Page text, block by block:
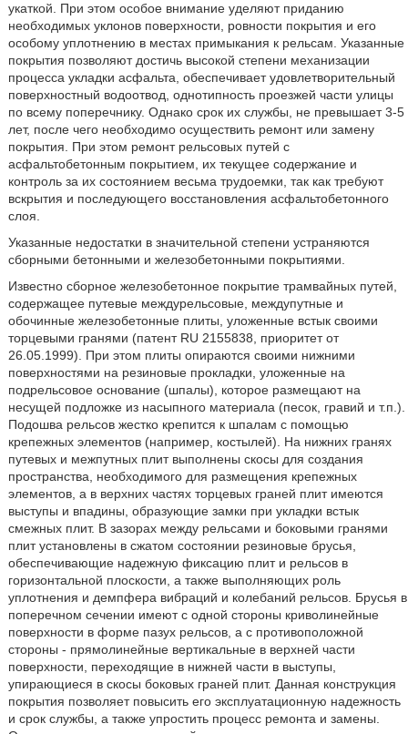
укаткой. При этом особое внимание уделяют приданию
необходимых уклонов поверхности, ровности покрытия и его
особому уплотнению в местах примыкания к рельсам. Указанные
покрытия позволяют достичь высокой степени механизации
процесса укладки асфальта, обеспечивает удовлетворительный
поверхностный водоотвод, однотипность проезжей части улицы
по всему поперечнику. Однако срок их службы, не превышает 3-5
лет, после чего необходимо осуществить ремонт или замену
покрытия. При этом ремонт рельсовых путей с
асфальтобетонным покрытием, их текущее содержание и
контроль за их состоянием весьма трудоемки, так как требуют
вскрытия и последующего восстановления асфальтобетонного
слоя.
Указанные недостатки в значительной степени устраняются
сборными бетонными и железобетонными покрытиями.
Известно сборное железобетонное покрытие трамвайных путей,
содержащее путевые междурельсовые, междупутные и
обочинные железобетонные плиты, уложенные встык своими
торцевыми гранями (патент RU 2155838, приоритет от
26.05.1999). При этом плиты опираются своими нижними
поверхностями на резиновые прокладки, уложенные на
подрельсовое основание (шпалы), которое размещают на
несущей подложке из насыпного материала (песок, гравий и т.п.).
Подошва рельсов жестко крепится к шпалам с помощью
крепежных элементов (например, костылей). На нижних гранях
путевых и межпутных плит выполнены скосы для создания
пространства, необходимого для размещения крепежных
элементов, а в верхних частях торцевых граней плит имеются
выступы и впадины, образующие замки при укладки встык
смежных плит. В зазорах между рельсами и боковыми гранями
плит установлены в сжатом состоянии резиновые брусья,
обеспечивающие надежную фиксацию плит и рельсов в
горизонтальной плоскости, а также выполняющих роль
уплотнения и демпфера вибраций и колебаний рельсов. Брусья в
поперечном сечении имеют с одной стороны криволинейные
поверхности в форме пазух рельсов, а с противоположной
стороны - прямолинейные вертикальные в верхней части
поверхности, переходящие в нижней части в выступы,
упирающиеся в скосы боковых граней плит. Данная конструкция
покрытия позволяет повысить его эксплуатационную надежность
и срок службы, а также упростить процесс ремонта и замены.